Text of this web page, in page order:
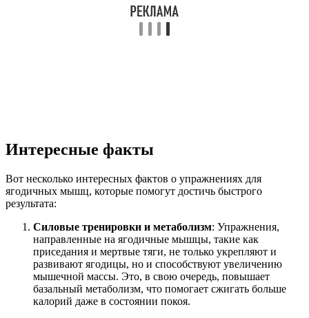
Интересные факты
Вот несколько интересных фактов о упражнениях для
ягодичных мышц, которые помогут достичь быстрого
результата:
Силовые тренировки и метаболизм: Упражнения,
направленные на ягодичные мышцы, такие как
приседания и мертвые тяги, не только укрепляют и
развивают ягодицы, но и способствуют увеличению
мышечной массы. Это, в свою очередь, повышает
базальный метаболизм, что помогает сжигать больше
калорий даже в состоянии покоя.